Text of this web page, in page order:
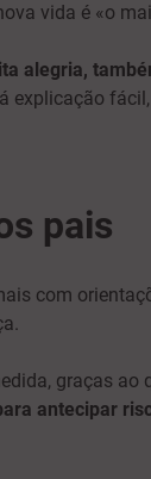
vida é «o
alegria,
explicação
pais
com
graças ao
antecipar